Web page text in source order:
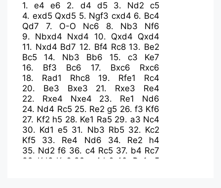
1.e4 e6 2. d4 d5 3. Nd2
c5
4. exd5 Qxd5 5. Ngf3 cxd4 6. Bc4
Qd7
7. O-O Nc6 8. Nb3
Nf6
9. Nbxd4 Nxd4 10. Qxd4 Qxd4
11. Nxd4 Bd7 12. Bf4 Rc8 13. Be2
Bc5
14. Nb3 Bb6 15. c3
Ke7
16. Bf3 Bc6 17. Bxc6
Rxc6
18. Rad1 Rhc8 19. Rfe1
Rc4
20. Be3 Bxe3 21. Rxe3
Re4
22. Rxe4 Nxe4 23. Re1
Nd6
24. Nd4 Rc5 25. Re2 g5 26. f3 Kf6
27. Kf2 h5 28. Ke1 Ra5 29. a3 Nc4
30. Kd1 e5 31. Nb3 Rb5 32. Kc2
Kf5
33. Re4 Nd6 34. Re2
h4
35. Nd2 f6 36. c4 Rc5 37. b4 Rc7
38. Kd3 Ke6 39. a4 b6 40. Re1
a5